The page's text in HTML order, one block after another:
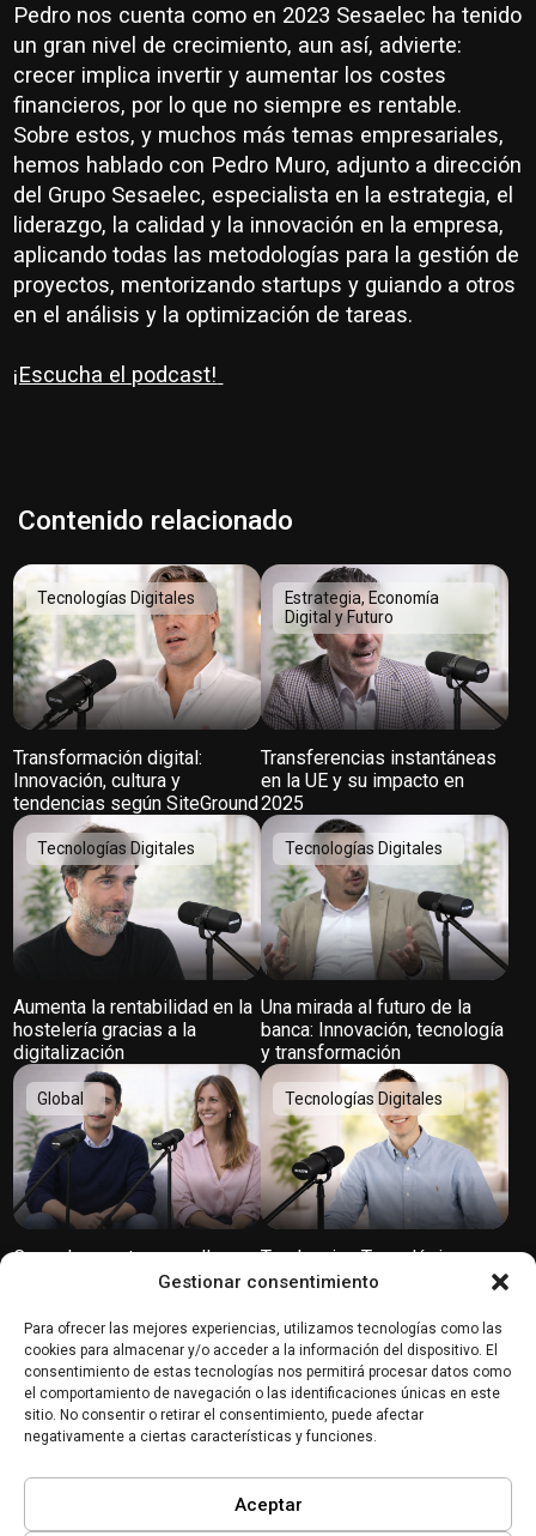
Gestionar consentimiento
Para ofrecer las mejores experiencias, utilizamos tecnologías como las
cookies para almacenar y/o acceder a la información del dispositivo. El
consentimiento de estas tecnologías nos permitirá procesar datos como
el comportamiento de navegación o las identificaciones únicas en este
sitio. No consentir o retirar el consentimiento, puede afectar
negativamente a ciertas características y funciones.
Aceptar
Pedro nos cuenta como en 2023 Sesaelec ha tenido
un gran nivel de crecimiento, aun así, advierte:
crecer implica invertir y aumentar los costes
financieros, por lo que no siempre es rentable.
Sobre estos, y muchos más temas empresariales,
hemos hablado con Pedro Muro, adjunto a dirección
del Grupo Sesaelec, especialista en la estrategia, el
liderazgo, la calidad y la innovación en la empresa,
aplicando todas las metodologías para la gestión de
proyectos, mentorizando startups y guiando a otros
en el análisis y la optimización de tareas.
¡Escucha el podcast!
Contenido relacionado
Tecnologías Digitales
Transformación digital:
Innovación, cultura y
tendencias según SiteGround
Estrategia, Economía
Digital y Futuro
Transferencias instantáneas
en la UE y su impacto en
2025
Tecnologías Digitales
Aumenta la rentabilidad en la
hostelería gracias a la
digitalización
Tecnologías Digitales
Una mirada al futuro de la
banca: Innovación, tecnología
y transformación
Global
Creando puentes para llegar
a nuevos mercados
Tecnologías Digitales
Tendencias Tecnológicas y
Transformación Empresarial
Modalidades de Trabajo
incluso en remoto
Organización y Talento
Todo proyecto comienza con
un propósito personal